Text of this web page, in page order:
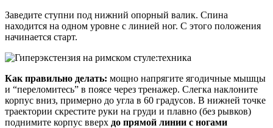
Заведите ступни под нижний опорный валик. Спина
находится на одном уровне с линией ног. С этого положения
начинается старт.
Как правильно делать: мощно напрягите ягодичные мышцы
и “переломитесь” в поясе через тренажер. Слегка наклоните
корпус вниз, примерно до угла в 60 градусов. В нижней точке
траектории скрестите руки на груди и плавно (без рывков)
поднимите корпус вверх до прямой линии с ногами